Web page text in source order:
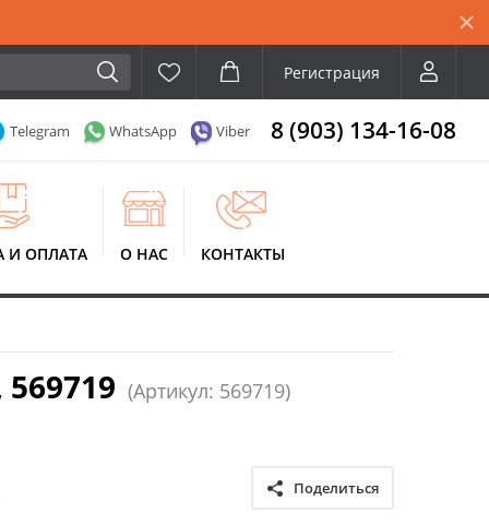
Регистрация
Telegram WhatsApp Viber 8 (903) 134-16-08
И ОПЛАТА О НАС КОНТАКТЫ
(Артикул: 569719)
Поделиться